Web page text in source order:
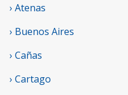
› Atenas
› Buenos Aires
› Cañas
› Cartago